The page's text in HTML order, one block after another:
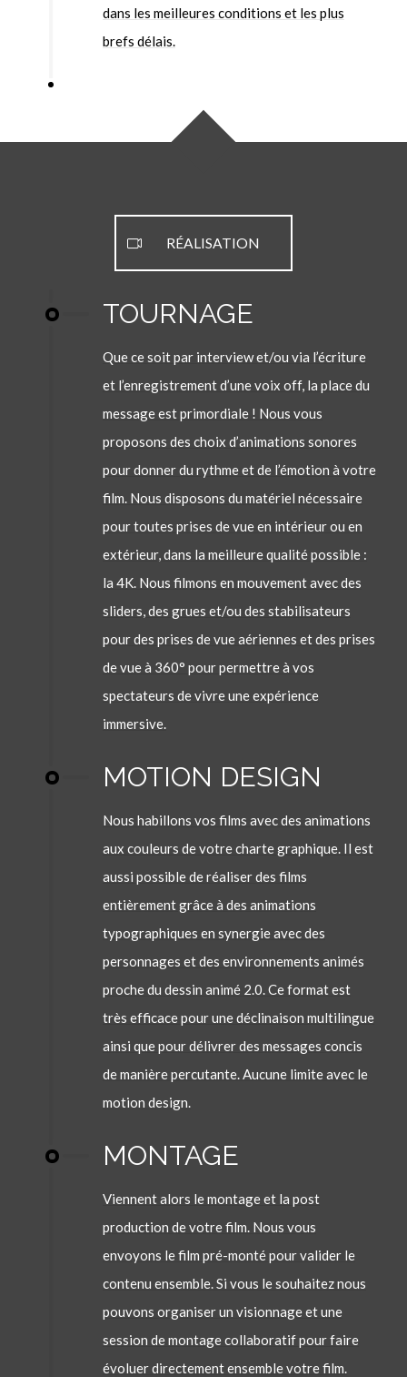
dans les meilleures conditions et les plus
brefs délais.
RÉALISATION
TOURNAGE
Que ce soit par interview et/ou via l’écriture
et l’enregistrement d’une voix off, la place du
message est primordiale ! Nous vous
proposons des choix d’animations sonores
pour donner du rythme et de l’émotion à votre
film. Nous disposons du matériel nécessaire
pour toutes prises de vue en intérieur ou en
extérieur, dans la meilleure qualité possible :
la 4K. Nous filmons en mouvement avec des
sliders, des grues et/ou des stabilisateurs
pour des prises de vue aériennes et des prises
de vue à 360° pour permettre à vos
spectateurs de vivre une expérience
immersive.
MOTION DESIGN
Nous habillons vos films avec des animations
aux couleurs de votre charte graphique. Il est
aussi possible de réaliser des films
entièrement grâce à des animations
typographiques en synergie avec des
personnages et des environnements animés
proche du dessin animé 2.0. Ce format est
très efficace pour une déclinaison multilingue
ainsi que pour délivrer des messages concis
de manière percutante. Aucune limite avec le
motion design.
MONTAGE
Viennent alors le montage et la post
production de votre film. Nous vous
envoyons le film pré-monté pour valider le
contenu ensemble. Si vous le souhaitez nous
pouvons organiser un visionnage et une
session de montage collaboratif pour faire
évoluer directement ensemble votre film.